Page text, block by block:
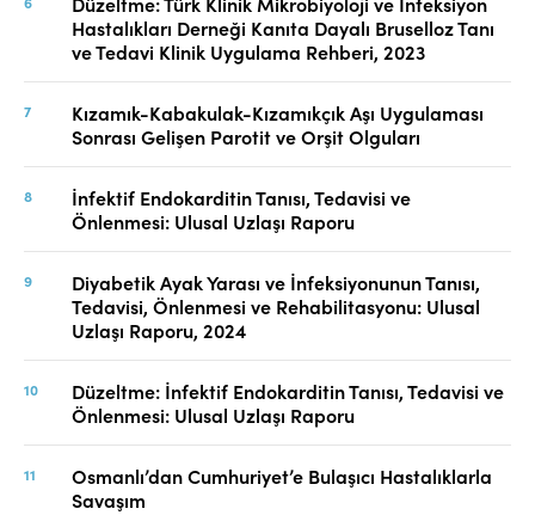
Hastalıkları Derneği Kanıta Dayalı Bruselloz Tanı
ve Tedavi Klinik Uygulama Rehberi, 2023
Kızamık-Kabakulak-Kızamıkçık Aşı Uygulaması
Sonrası Gelişen Parotit ve Orşit Olguları
İnfektif Endokarditin Tanısı, Tedavisi ve
Önlenmesi: Ulusal Uzlaşı Raporu
Diyabetik Ayak Yarası ve İnfeksiyonunun Tanısı,
Tedavisi, Önlenmesi ve Rehabilitasyonu: Ulusal
Uzlaşı Raporu, 2024
Düzeltme: İnfektif Endokarditin Tanısı, Tedavisi ve
Önlenmesi: Ulusal Uzlaşı Raporu
Osmanlı’dan Cumhuriyet’e Bulaşıcı Hastalıklarla
Savaşım